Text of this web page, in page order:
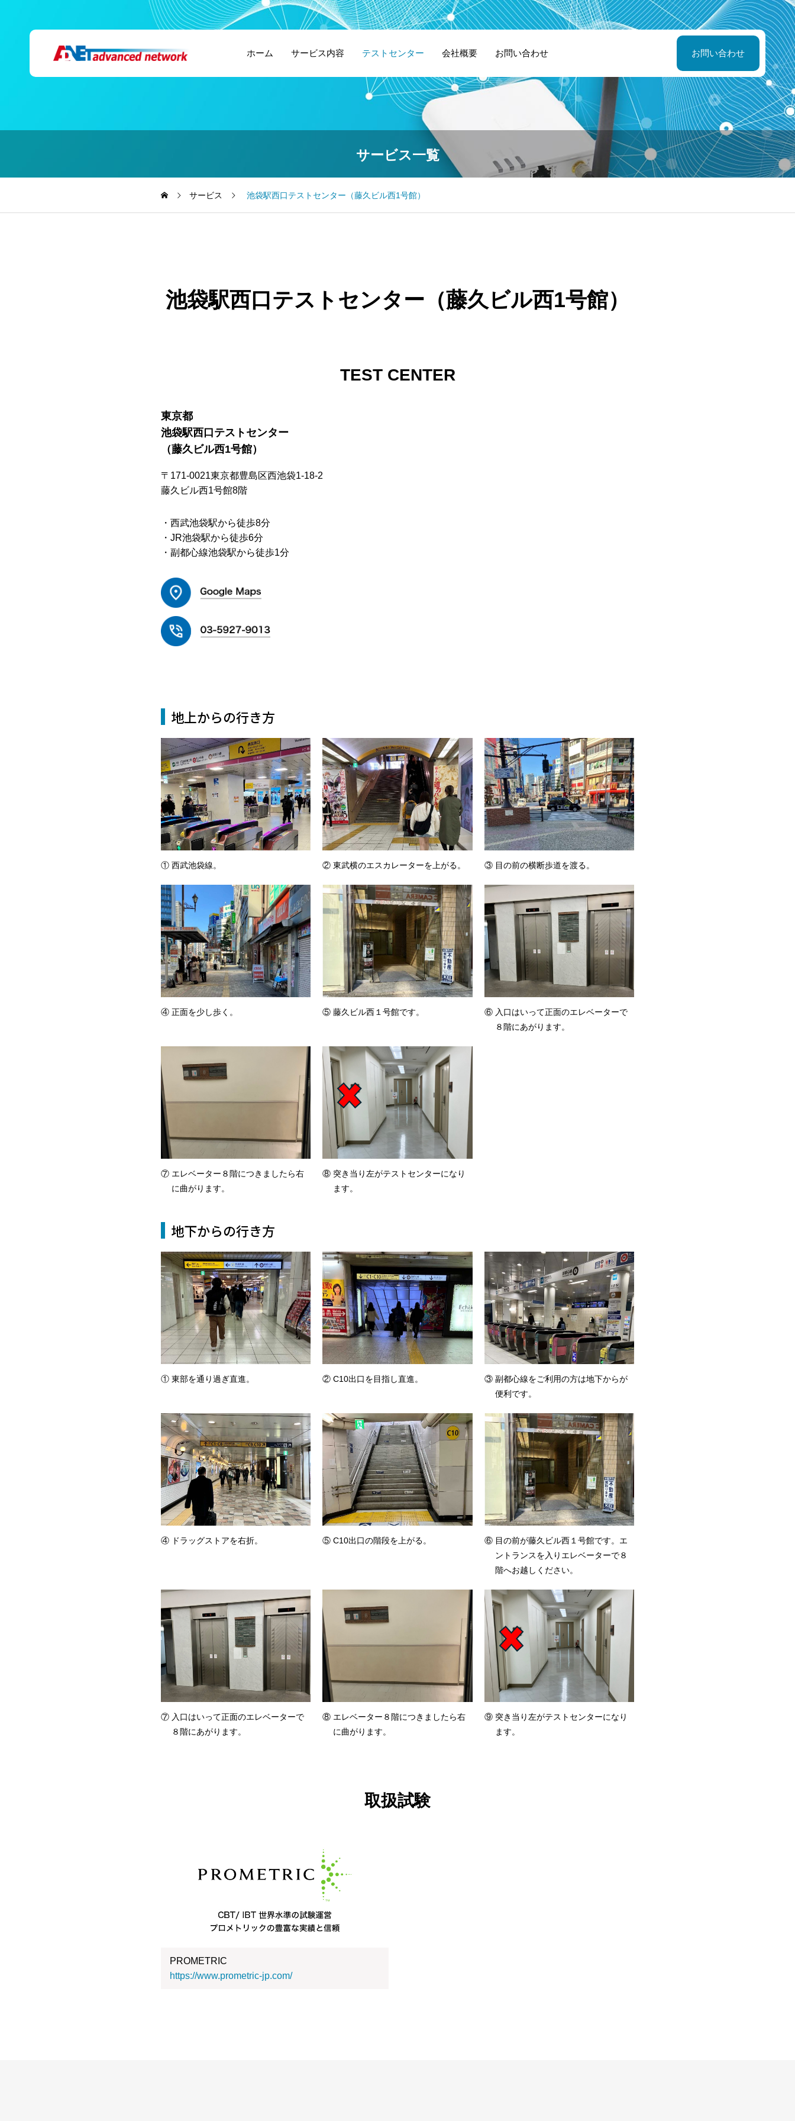
ホーム サービス内容 テストセンター 会社概要 お問い合わせ お問い合わせ
サービス一覧
サービス 池袋駅西口テストセンター（藤久ビル西1号館）
池袋駅西口テストセンター（藤久ビル西1号館）
TEST CENTER
東京都
池袋駅西口テストセンター
（藤久ビル西1号館）
〒171-0021東京都豊島区西池袋1-18-2
藤久ビル西1号館8階
・西武池袋駅から徒歩8分
・JR池袋駅から徒歩6分
・副都心線池袋駅から徒歩1分
地上からの行き方
① 西武池袋線。 ② 東武横のエスカレーターを上がる。 ③ 目の前の横断歩道を渡る。
④ 正面を少し歩く。 ⑤ 藤久ビル西１号館です。
⑥ 入口はいって正面のエレベーターで
８階にあがります。
⑦ エレベーター８階につきましたら右
に曲がります。
⑧ 突き当り左がテストセンターになり
ます。
地下からの行き方
① 東部を通り過ぎ直進。 ② C10出口を目指し直進。
③ 副都心線をご利用の方は地下からが
便利です。
④ ドラッグストアを右折。 ⑤ C10出口の階段を上がる。
⑥ 目の前が藤久ビル西１号館です。エ
ントランスを入りエレベーターで８
階へお越しください。
⑦ 入口はいって正面のエレベーターで
８階にあがります。
⑧ エレベーター８階につきましたら右
に曲がります。
⑨ 突き当り左がテストセンターになり
ます。
取扱試験
PROMETRIC
https://www.prometric-jp.com/